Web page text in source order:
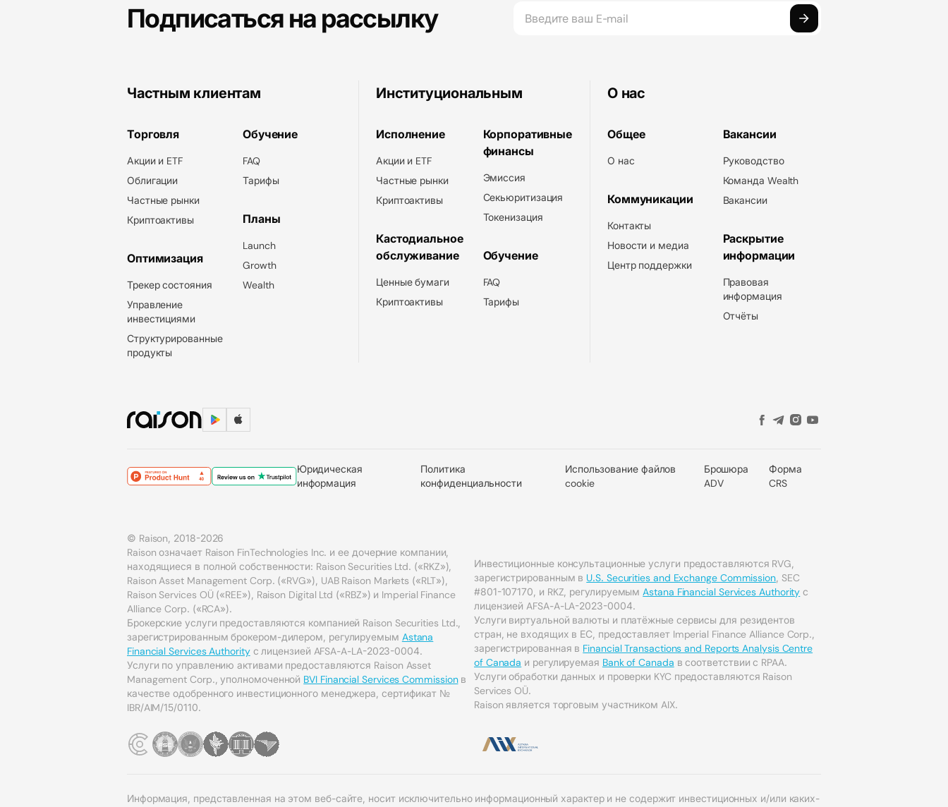
Подписаться на рассылку
Частным клиентам
Торговля
Акции и ETF
Облигации
Частные рынки
Криптоактивы
Оптимизация
Трекер состояния
Управление
инвестициями
Структурированные
продукты
Обучение
FAQ
Тарифы
Планы
Launch
Growth
Wealth
Институциональным
Исполнение
Акции и ETF
Частные рынки
Криптоактивы
Кастодиальное
обслуживание
Ценные бумаги
Криптоактивы
Корпоративные
финансы
Эмиссия
Секьюритизация
Токенизация
Обучение
FAQ
Тарифы
О нас
Общее
О нас
Коммуникации
Контакты
Новости и медиа
Центр поддержки
Вакансии
Руководство
Команда Wealth
Вакансии
Раскрытие
информации
Правовая
информация
Отчёты
Юридическая
информация
Политика
конфиденциальности
Использование файлов
cookie
Брошюра
ADV
Форма
CRS
© Raison, 2018-2026
Raison означает Raison FinTechnologies Inc. и ее дочерние компании,
находящиеся в полной собственности: Raison Securities Ltd. («RKZ»),
Raison Asset Management Corp. («RVG»), UAB Raison Markets («RLT»),
Raison Services OÜ («REE»), Raison Digital Ltd («RBZ») и Imperial Finance
Alliance Corp. («RCA»).
Брокерские услуги предоставляются компанией Raison Securities Ltd.,
зарегистрированным брокером-дилером, регулируемым Astana
Financial Services Authorityс лицензией AFSA-A-LA-2023-0004.
Услуги по управлению активами предоставляются Raison Asset
Management Corp., уполномоченной BVI Financial Services Commissionв
качестве одобренного инвестиционного менеджера, сертификат №
IBR/AIM/15/0110.
Инвестиционные консультационные услуги предоставляются RVG,
зарегистрированным в U.S. Securities and Exchange Commission, SEC
#801-107170, и RKZ, регулируемым Astana Financial Services Authority с
лицензией AFSA-A-LA-2023-0004.
Услуги виртуальной валюты и платёжные сервисы для резидентов
стран, не входящих в ЕС, предоставляет Imperial Finance Alliance Corp.,
зарегистрированная в Financial Transactions and Reports Analysis Centre
of Canada и регулируемая Bank of Canada в соответствии с RPAA.
Услуги обработки данных и проверки KYC предоставляются Raison
Services OÜ.
Raison является торговым участником AIX.
Информация, представленная на этом веб-сайте, носит исключительно информационный характер и не содержит инвестиционных и/или каких-